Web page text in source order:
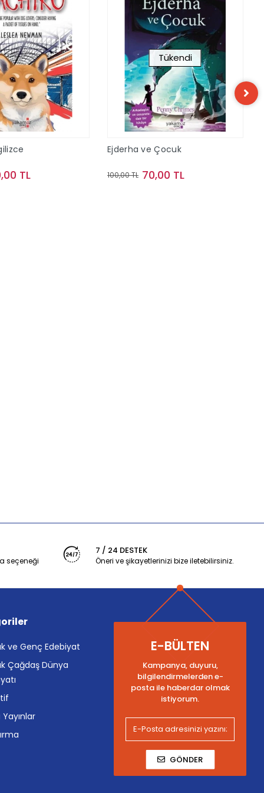
TL
Tükendi
Ejderha ve Çocuk
100,00 TL 70,00 TL
seçeneği
7 / 24 DESTEK
Öneri ve şikayetlerinizi bize iletebilirsiniz.
ve Genç Edebiyat
Çağdaş Dünya
Yayınlar
E-BÜLTEN
Kampanya, duyuru,
bilgilendirmelerden e-
posta ile haberdar olmak
istiyorum.
GÖNDER